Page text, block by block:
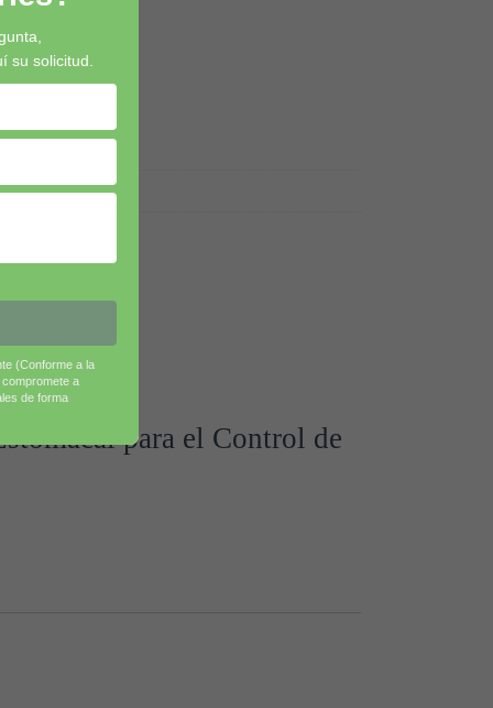
Litro
para el Control de
su solicitud.
(Conforme a la
a
de forma